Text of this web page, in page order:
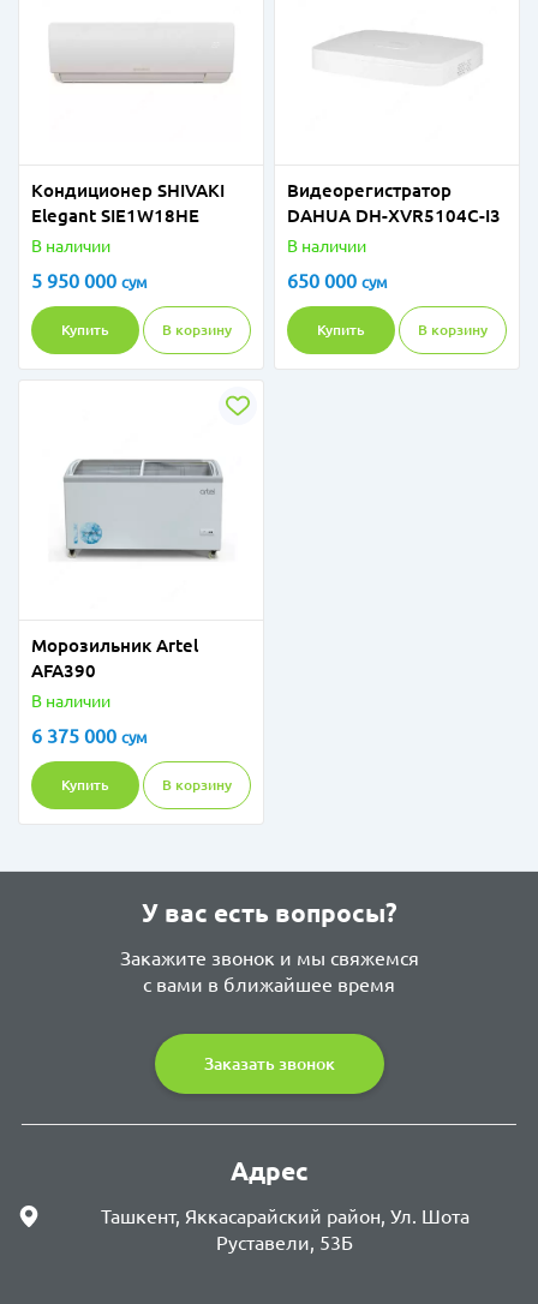
Кондиционер SHIVAKI
Elegant SIE1W18HE
В наличии
5 950 000 сум
Купить В корзину
Видеорегистратор
DAHUA DH-XVR5104C-I3
В наличии
650 000 сум
Купить В корзину
Морозильник Artel
AFA390
В наличии
6 375 000 сум
Купить В корзину
У вас есть вопросы?
Закажите звонок и мы свяжемся
с вами в ближайшее время
Заказать звонок
Адрес
Ташкент, Яккасарайский район, Ул. Шота
Руставели, 53Б